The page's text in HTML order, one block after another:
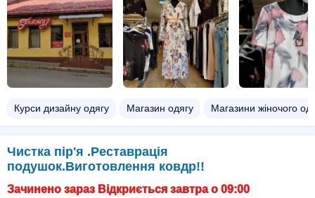
Курси дизайну одягу Магазин одягу Магазини жіночого
Чистка пір'я .Реставрація
подушок.Виготовлення ковдр!!
Зачинено зараз Відкриється завтра о 09:00